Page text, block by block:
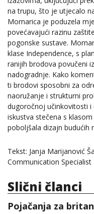
na trupu, što je utjecalo
Mornarica je poduzela
povećavajući razinu
pogonske sustave.
klase Independence, s
ranijih brodova povučeni
nadogradnje. Kako
ti brodovi sposobni za
naoružanje i strukturni
dugoročnoj učinkovitosti i
iskustva stečena s
poboljšala dizajn budućih
Tekst: Janja Marijanović
Communication Specialist
Slični članci
Pojačanja za